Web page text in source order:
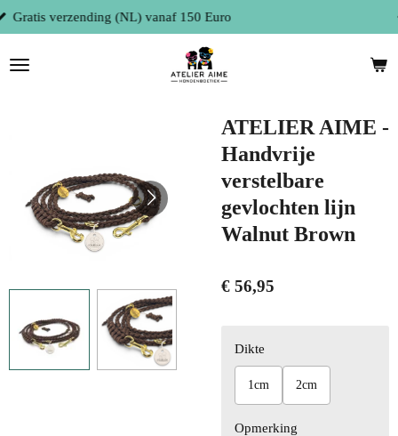
Ga
direct
naar
de
Fysieke winkel te 9300 Aalst (België)
ATELIER AIME -
Handvrije
verstelbare
gevlochten lijn
Walnut Brown
€ 56,95
Dikte
1cm 2cm
Opmerking